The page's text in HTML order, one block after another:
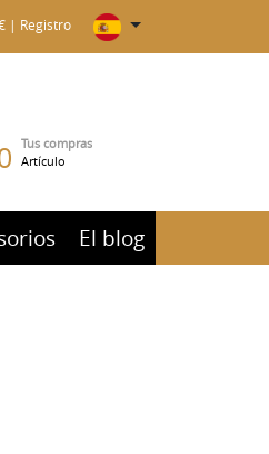
| Registro
Tus compras
Artículo
El blog